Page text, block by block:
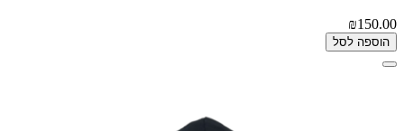
₪150.00
הוספה לסל